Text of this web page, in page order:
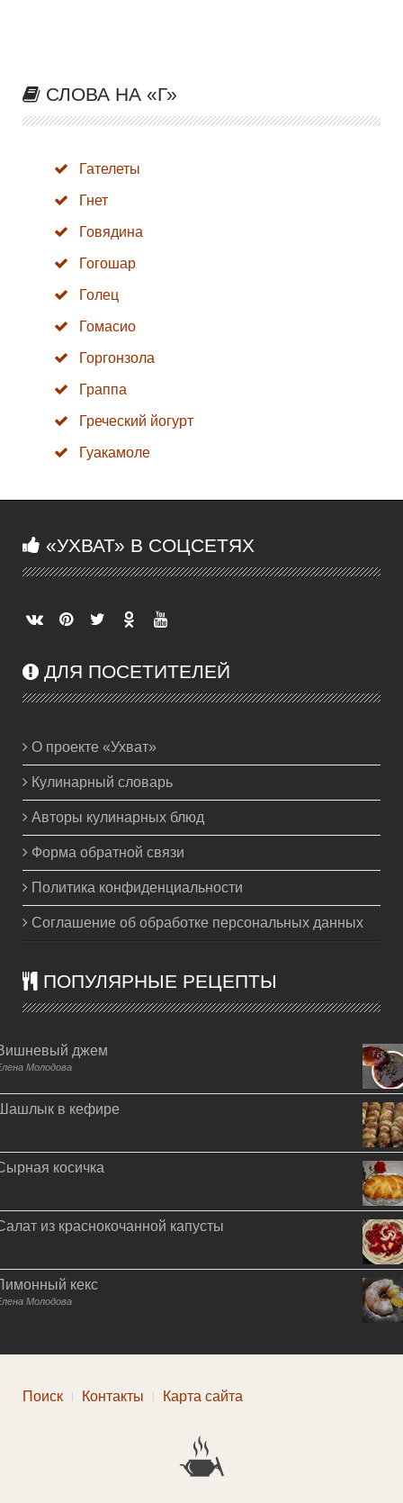
СЛОВА НА «Г»
Гателеты
Гнет
Говядина
Гогошар
Голец
Гомасио
Горгонзола
Граппа
Греческий йогурт
Гуакамоле
«УХВАТ» В СОЦСЕТЯХ
ДЛЯ ПОСЕТИТЕЛЕЙ
О проекте «Ухват»
Кулинарный словарь
Авторы кулинарных блюд
Форма обратной связи
Политика конфиденциальности
Соглашение об обработке персональных данных
ПОПУЛЯРНЫЕ РЕЦЕПТЫ
джем
Молодова
в кефире
косичка
из краснокочанной капусты
кекс
Молодова
Поиск Контакты Карта сайта